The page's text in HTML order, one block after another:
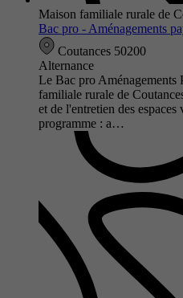
Maison familiale rurale de
Bac pro - Aménagements
Coutances 50200
Alternance
Le Bac pro Aménagements
familiale rurale de
et de l'entretien des
programme : a…